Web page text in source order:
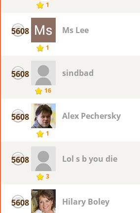
1
5608
1
Ms Lee
5608
16
sindbad
5608
1
Alex Pechersky
5608
3
Lol s b you die
5608 Hilary Boley